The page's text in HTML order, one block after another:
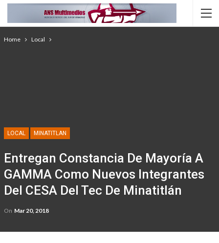
Home Local
LOCAL MINATITLAN
Entregan Constancia De Mayoría A
GAMMA Como Nuevos Integrantes
Del CESA Del Tec De Minatitlán
On Mar 20, 2018